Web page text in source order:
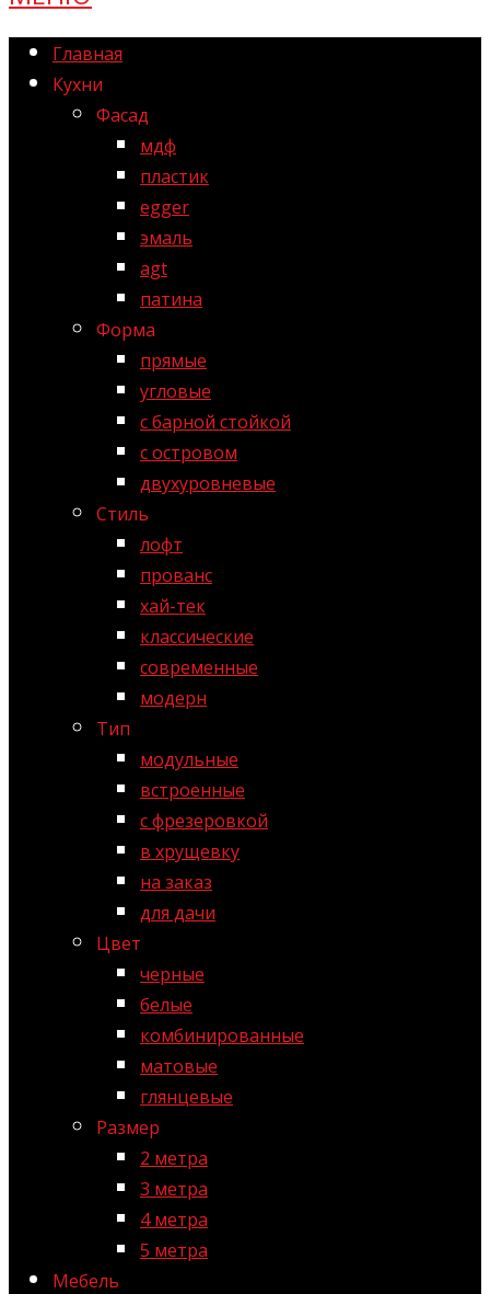
Главная
Кухни
Фасад
мдф
пластик
egger
эмаль
agt
патина
Форма
прямые
угловые
с барной стойкой
с островом
двухуровневые
Стиль
лофт
прованс
хай-тек
классические
современные
модерн
Тип
модульные
встроенные
с фрезеровкой
в хрущевку
на заказ
для дачи
Цвет
черные
белые
комбинированные
матовые
глянцевые
Размер
2 метра
3 метра
4 метра
5 метра
Мебель